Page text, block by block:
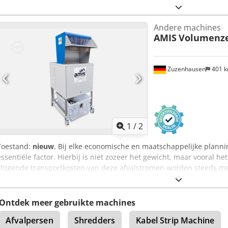
1 /2
Zuzenhausen 401
Andere machines
AMIS
nieuw, Bij elke economische en maatschappelijke
factor. Hierbij is niet zozeer het gewicht, maar vooral
transportkosten van deze afvalstromen worden steeds
name in de verkoopsector is het afvoeren van grote hoeveelheden
belang. De VOLUME-VERKLEINER zorgt op dit punt voor
Flessen van elk type en formaat, bijvoorbeeld champagneflessen,
verkleind. Ook het uitpakken van verlopen
afgekeurde producten zoals medicijnen, gegevensdragers of
Ontdek meer gebruikte machines
Afvalpersen
Shredders Kabel Strip Machine